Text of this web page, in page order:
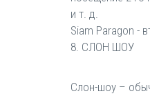
и т. д.
Siam Paragon -
8. СЛОН ШОУ
Слон-шоу –